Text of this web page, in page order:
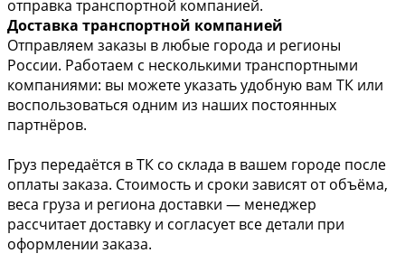
отправка транспортной компанией.
Доставка транспортной компанией
Отправляем заказы в любые города и регионы
России. Работаем с несколькими транспортными
компаниями: вы можете указать удобную вам ТК или
воспользоваться одним из наших постоянных
партнёров.
Груз передаётся в ТК со склада в вашем городе после
оплаты заказа. Стоимость и сроки зависят от объёма,
веса груза и региона доставки — менеджер
рассчитает доставку и согласует все детали при
оформлении заказа.